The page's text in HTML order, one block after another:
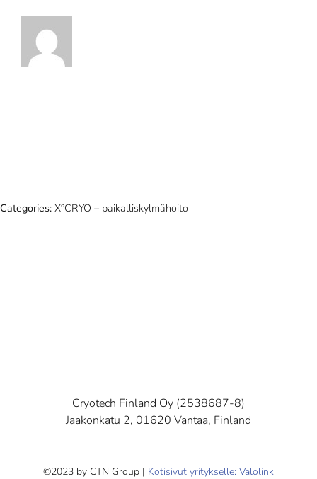
Categories: X°CRYO – paikalliskylmähoito
Cryotech Finland Oy (2538687-8)
Jaakonkatu 2, 01620 Vantaa, Finland
©2023 by CTN Group | Kotisivut yritykselle: Valolink